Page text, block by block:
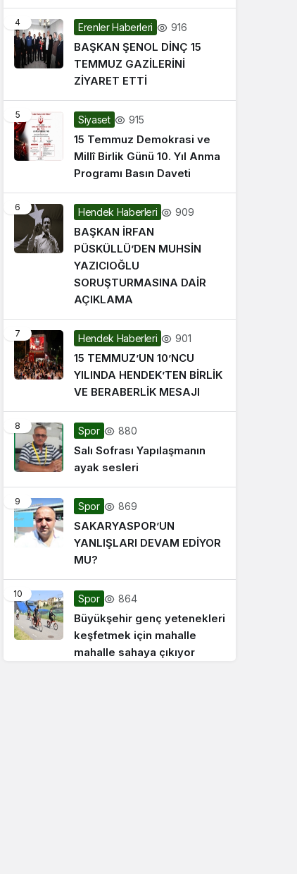
4 Erenler Haberleri 916
BAŞKAN ŞENOL DİNÇ 15
TEMMUZ GAZİLERİNİ
ZİYARET ETTİ
5 Siyaset 915
15 Temmuz Demokrasi ve
Millî Birlik Günü 10. Yıl Anma
Programı Basın Daveti
6 Hendek Haberleri 909
BAŞKAN İRFAN
PÜSKÜLLÜ’DEN MUHSİN
YAZICIOĞLU
SORUŞTURMASINA DAİR
AÇIKLAMA
7 Hendek Haberleri 901
15 TEMMUZ’UN 10’NCU
YILINDA HENDEK’TEN BİRLİK
VE BERABERLİK MESAJI
8 Spor 880
Salı Sofrası Yapılaşmanın
ayak sesleri
9 Spor 869
SAKARYASPOR’UN
YANLIŞLARI DEVAM EDİYOR
MU?
10 Spor 864
Büyükşehir genç yetenekleri
keşfetmek için mahalle
mahalle sahaya çıkıyor